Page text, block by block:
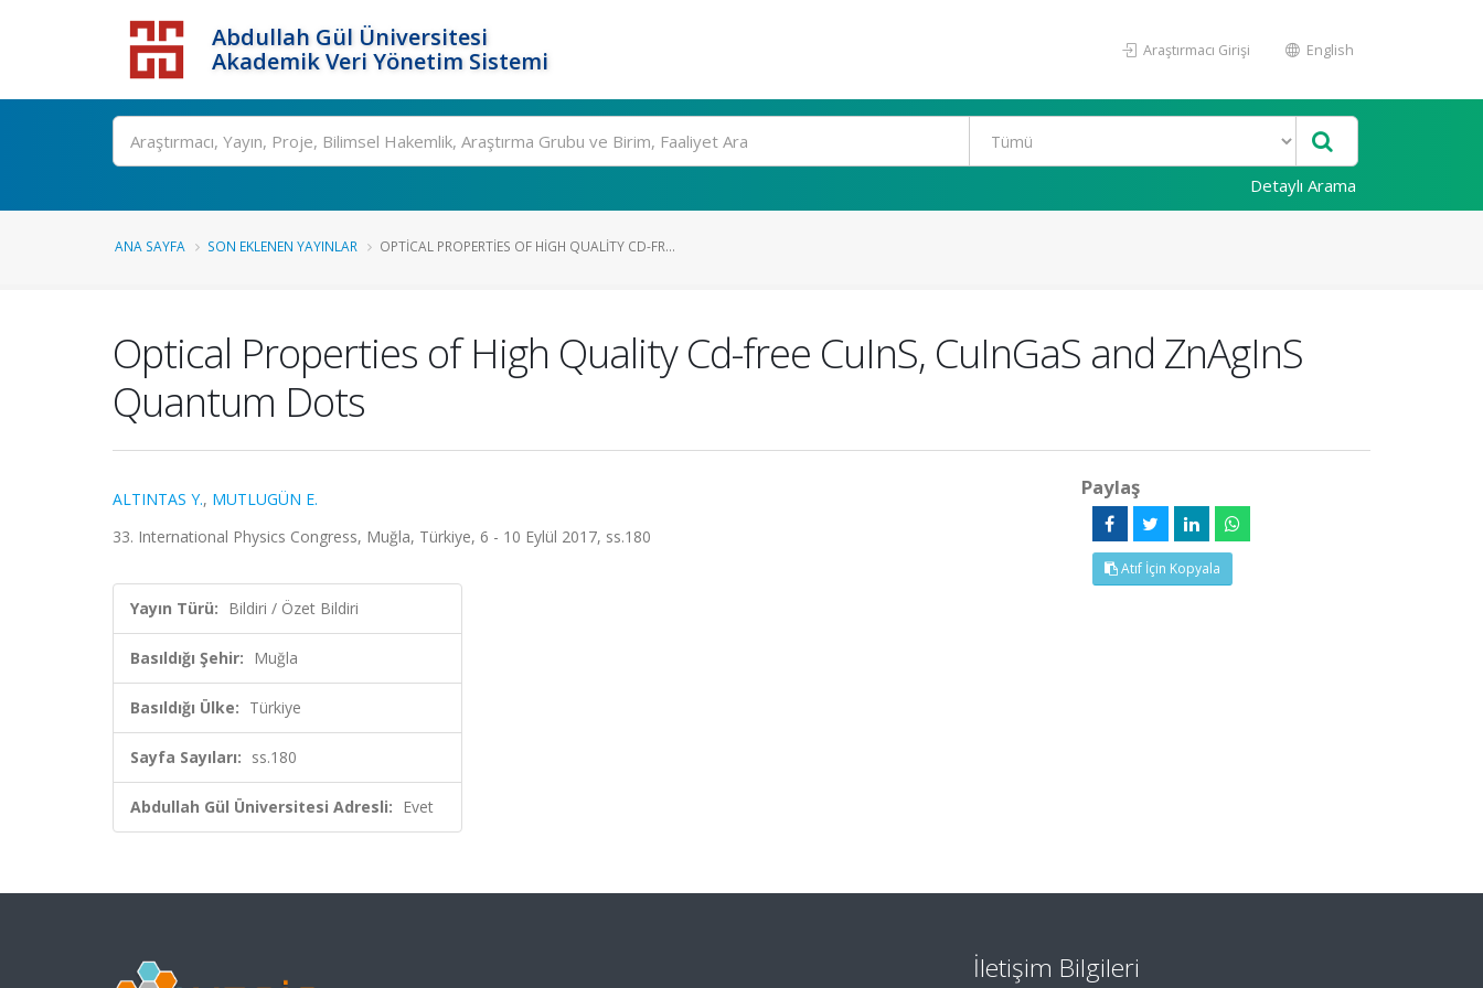
Abdullah Gül Üniversitesi
Akademik Veri Yönetim Sistemi
Araştırmacı Girişi English
Detaylı Arama
ANA SAYFA SON EKLENEN YAYINLAR OPTICAL PROPERTIES OF HIGH QUALITY CD-FR...
Optical Properties of High Quality Cd-free CuInS, CuInGaS and ZnAgInS
Quantum Dots
ALTINTAS Y., MUTLUGÜN E.
33. International Physics Congress, Muğla, Türkiye, 6 - 10 Eylül 2017, ss.180
Yayın Türü: Bildiri / Özet Bildiri
Basıldığı Şehir: Muğla
Basıldığı Ülke: Türkiye
Sayfa Sayıları: ss.180
Abdullah Gül Üniversitesi Adresli: Evet
Paylaş
Atıf İçin Kopyala
İletişim Bilgileri